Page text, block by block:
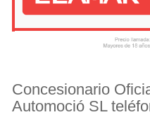
Concesionario
Automoció SL